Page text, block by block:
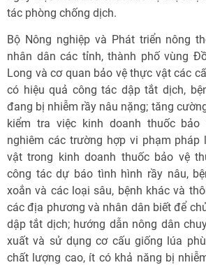
tác phòng chống dịch.
Bộ Nông nghiệp và Phát triển nông
nhân dân các tỉnh, thành phố vùng
Long và cơ quan bảo vệ thực vật các
có hiệu quả công tác dập tắt dịch,
đang bị nhiễm rầy nâu nặng; tăng
kiểm tra việc kinh doanh thuốc
nghiêm các trường hợp vi phạm pháp
vật trong kinh doanh thuốc bảo vệ
công tác dự báo tình hình rầy nâu,
xoắn và các loại sâu, bệnh khác và
các địa phương và nhân dân biết để
dập tắt dịch; hướng dẫn nông dân
xuất và sử dụng cơ cấu giống lúa
chất lượng cao, ít có khả năng bị